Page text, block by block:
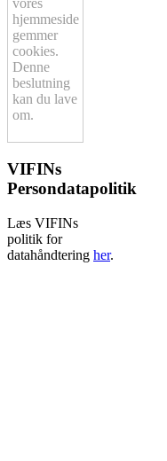
vores
hjemmeside
gemmer
cookies.
Denne
beslutning
kan du lave
om.
VIFINs
Persondatapolitik
Læs VIFINs
politik for
datahåndtering her.